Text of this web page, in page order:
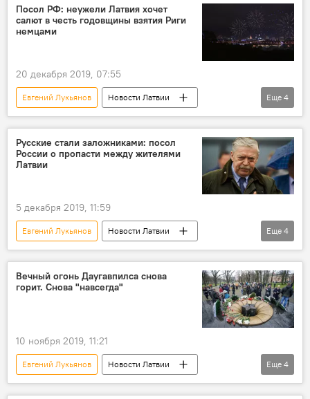
посольство РФ в Латвии
Александр Беглов
Санкт-Петербург
Посол РФ: неужели Латвия хочет
салют в честь годовщины взятия Риги
немцами
20 декабря 2019, 07:55
Евгений Лукьянов
Новости Латвии
Новости России
Новости мира
Латвия
Россия
Еще 4
Русские стали заложниками: посол
России о пропасти между жителями
Латвии
5 декабря 2019, 11:59
Евгений Лукьянов
Новости Латвии
Русские школы: языковой барьер или мост
Латвия
посольство РФ в Латвии
латвийско-российская комиссия историков
Еще 4
Вечный огонь Даугавпилса снова
горит. Снова "навсегда"
10 ноября 2019, 11:21
Евгений Лукьянов
Новости Латвии
Вечный огонь
Даугавпилс
Еще 4